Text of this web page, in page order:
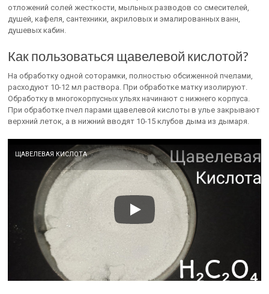
отложений солей жесткости, мыльных разводов со смесителей,
душей, кафеля, сантехники, акриловых и эмалированных ванн,
душевых кабин.
Как пользоваться щавелевой кислотой?
На обработку одной соторамки, полностью обсиженной пчелами,
расходуют 10-12 мл раствора. При обработке матку изолируют.
Обработку в многокорпусных ульях начинают с нижнего корпуса.
При обработке пчел парами щавелевой кислоты в улье закрывают
верхний леток, а в нижний вводят 10-15 клубов дыма из дымаря.
ЩАВЕЛЕВАЯ КИСЛОТА